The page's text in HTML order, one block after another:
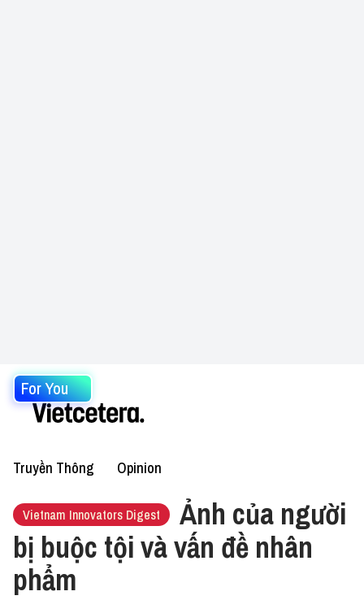
For You
Truyền Thông Opinion
Vietnam Innovators Digest
Ảnh của người
bị buộc tội và vấn đề nhân
phẩm